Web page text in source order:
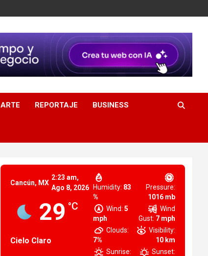
ARTE REPORTAJE BUSINESS
Cancún, MX
2:23 am,
Ago 8, 2026
29 °C
Cielo Claro
Humidity: 83
%
Pressure:
1016 mb
Wind: 5
mph
Wind
Gust: 7 mph
Clouds:
7%
Visibility:
10 km
Sunrise:
Sunset: